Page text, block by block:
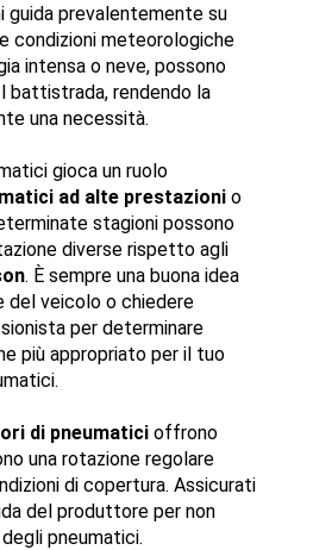
prevalentemente su
condizioni meteorologiche
intensa o neve, possono
battistrada, rendendo la
una necessità.
gioca un ruolo
ad alte prestazioni o
stagioni possono
avere esigenze di rotazione diverse rispetto agli
. È sempre una buona idea
del veicolo o chiedere
per determinare
più appropriato per il tuo
di pneumatici offrono
una rotazione regolare
di copertura. Assicurati
del produttore per non
pneumatici.